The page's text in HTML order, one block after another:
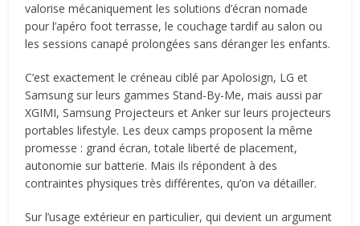
valorise mécaniquement les solutions d’écran nomade
pour l’apéro foot terrasse, le couchage tardif au salon ou
les sessions canapé prolongées sans déranger les enfants.
C’est exactement le créneau ciblé par Apolosign, LG et
Samsung sur leurs gammes Stand-By-Me, mais aussi par
XGIMI, Samsung Projecteurs et Anker sur leurs projecteurs
portables lifestyle. Les deux camps proposent la même
promesse : grand écran, totale liberté de placement,
autonomie sur batterie. Mais ils répondent à des
contraintes physiques très différentes, qu’on va détailler.
Sur l’usage extérieur en particulier, qui devient un argument